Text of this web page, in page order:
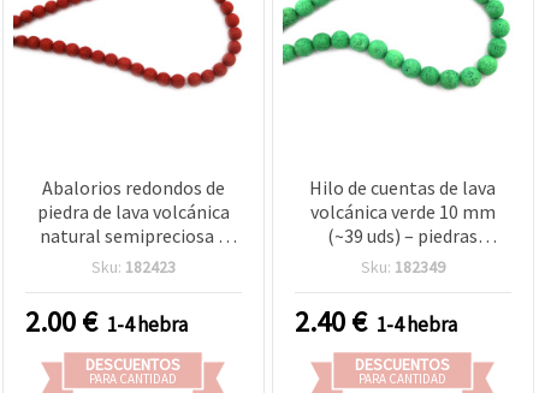
Abalorios redondos de
piedra de lava volcánica
natural semipreciosa –
marrón claro, 8 mm, tira
bisutería y manualidades
Sku: 182423
2.00€ 1-4 hebra
DESCUENTOS
PARA CANTIDAD
Hilo de cuentas de lava
volcánica verde 10 mm
(~39 uds) – piedras
naturales texturizadas de
bisutería y joyería DIY
audaz
Sku: 182349
2.40€ 1-4 hebra
DESCUENTOS
PARA CANTIDAD